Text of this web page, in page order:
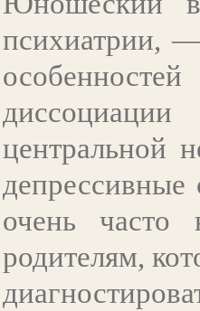
психиатрии, —
центральной
очень часто
родителям,